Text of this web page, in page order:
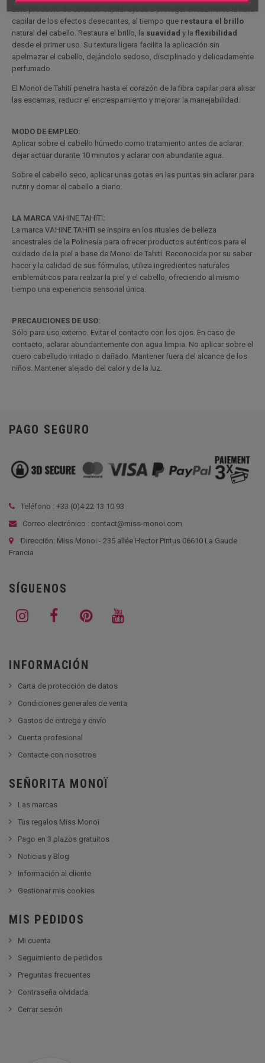
capilar de los efectos desecantes, al tiempo que restaura el brillo
natural del cabello. Restaura el brillo, la suavidad y la flexibilidad
desde el primer uso. Su textura ligera facilita la aplicación sin
apelmazar el cabello, dejándolo sedoso, disciplinado y delicadamente
perfumado.
El Monoï de Tahití penetra hasta el corazón de la fibra capilar para alisar
las escamas, reducir el encrespamiento y mejorar la manejabilidad.
MODO DE EMPLEO:
Aplicar sobre el cabello húmedo como tratamiento antes de aclarar:
dejar actuar durante 10 minutos y aclarar con abundante agua.
Sobre el cabello seco, aplicar unas gotas en las puntas sin aclarar para
nutrir y domar el cabello a diario.
LA MARCA VAHINE TAHITI:
La marca VAHINE TAHITI se inspira en los rituales de belleza
ancestrales de la Polinesia para ofrecer productos auténticos para el
cuidado de la piel a base de Monoi de Tahití. Reconocida por su saber
hacer y la calidad de sus fórmulas, utiliza ingredientes naturales
emblemáticos para realzar la piel y el cabello, ofreciendo al mismo
tiempo una experiencia sensorial única.
PRECAUCIONES DE USO:
Sólo para uso externo. Evitar el contacto con los ojos. En caso de
contacto, aclarar abundantemente con agua limpia. No aplicar sobre el
cuero cabelludo irritado o dañado. Mantener fuera del alcance de los
niños. Mantener alejado del calor y de la luz.
PAGO SEGURO
Teléfono : +33 (0)4 22 13 10 93
Correo electrónico : contact@miss-monoi.com
Dirección: Miss Monoi - 235 allée Hector Pintus 06610 La Gaude
Francia
SÍGUENOS
INFORMACIÓN
Carta de protección de datos
Condiciones generales de venta
Gastos de entrega y envío
Cuenta profesional
Contacte con nosotros
SEÑORITA MONOÏ
Las marcas
Tus regalos Miss Monoï
Pago en 3 plazos gratuitos
Noticias y Blog
Información al cliente
Gestionar mis cookies
MIS PEDIDOS
Mi cuenta
Seguimiento de pedidos
Preguntas frecuentes
Contraseña olvidada
Cerrar sesión